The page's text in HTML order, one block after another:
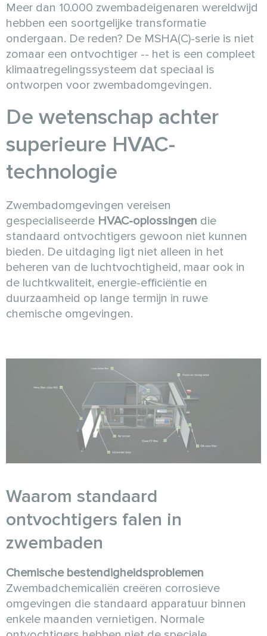
Meer dan 10.000 zwembadeigenaren wereldwijd
hebben een soortgelijke transformatie
ondergaan. De reden? De MSHA(C)-serie is niet
zomaar een ontvochtiger -- het is een compleet
klimaatregelingssysteem dat speciaal is
ontworpen voor zwembadomgevingen.
De wetenschap achter
superieure HVAC-
technologie
Zwembadomgevingen vereisen
gespecialiseerde HVAC-oplossingen die
standaard ontvochtigers gewoon niet kunnen
bieden. De uitdaging ligt niet alleen in het
beheren van de luchtvochtigheid, maar ook in
de luchtkwaliteit, energie-efficiëntie en
duurzaamheid op lange termijn in ruwe
chemische omgevingen.
Waarom standaard
ontvochtigers falen in
zwembaden
Chemische bestendigheidsproblemen
Zwembadchemicaliën creëren corrosieve
omgevingen die standaard apparatuur binnen
enkele maanden vernietigen. Normale